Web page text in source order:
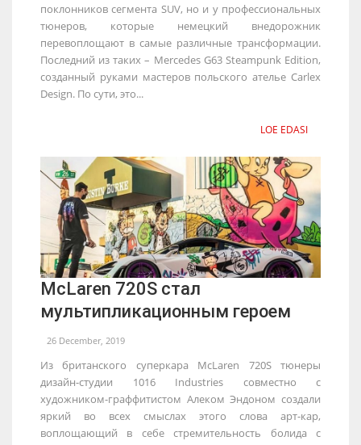
поклонников сегмента SUV, но и у профессиональных
тюнеров, которые немецкий внедорожник
перевоплощают в самые различные трансформации.
Последний из таких – Mercedes G63 Steampunk Edition,
созданный руками мастеров польского ателье Carlex
Design. По сути, это...
LOE EDASI
McLaren 720S стал
мультипликационным героем
26 December, 2019
Из британского суперкара McLaren 720S тюнеры
дизайн-студии 1016 Industries совместно с
художником-граффитистом Алеком Эндоном создали
яркий во всех смыслах этого слова арт-кар,
воплощающий в себе стремительность болида с